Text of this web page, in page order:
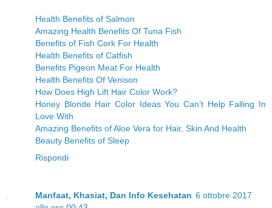
Health Benefits of Salmon
Amazing Health Benefits Of Tuna Fish
Benefits of Fish Cork For Health
Health Benefits of Catfish
Benefits Pigeon Meat For Health
Health Benefits Of Venison
How Does High Lift Hair Color Work?
Honey Blonde Hair Color Ideas You Can’t Help Falling In
Love With
Amazing Benefits of Aloe Vera for Hair, Skin And Health
Beauty Benefits of Sleep
Rispondi
Manfaat, Khasiat, Dan Info Kesehatan 6 ottobre 2017